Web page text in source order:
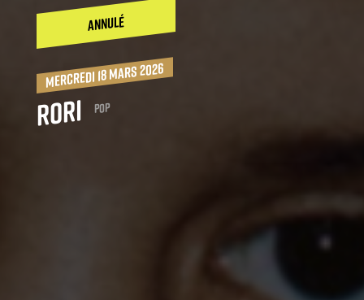
ANNULÉ
mercredi 18 mars 2026
Rori Pop